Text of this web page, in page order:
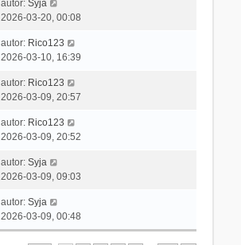
autor: Syja
2026-03-20, 00:08
autor: Rico123
2026-03-10, 16:39
autor: Rico123
2026-03-09, 20:57
autor: Rico123
2026-03-09, 20:52
autor: Syja
2026-03-09, 09:03
autor: Syja
2026-03-09, 00:48